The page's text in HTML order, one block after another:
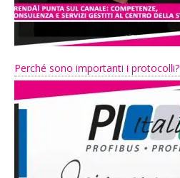
Perché sono importanti i protocolli?